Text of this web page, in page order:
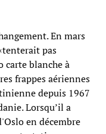
En mars
pas
carte blanche à
frappes aériennes
depuis 1967
Lorsqu’il a
en décembre